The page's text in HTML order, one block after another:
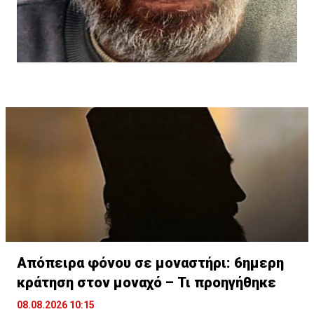
Απόπειρα φόνου σε μοναστήρι: 6ημερη
κράτηση στον μοναχό – Τι προηγήθηκε
08.08.2026 10:15